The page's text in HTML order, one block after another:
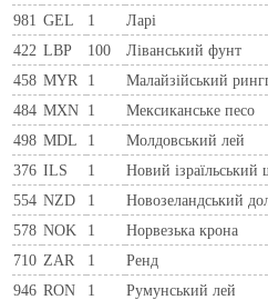
981 GEL 1 Ларi
422 LBP 100 Ліванський фунт
458 MYR 1 Малайзійський
484 MXN 1 Мексиканське песо
498 MDL 1 Молдовський лей
376 ILS 1 Новий ізраїльський
554 NZD 1 Новозеландський
578 NOK 1 Норвезька крона
710 ZAR 1 Ренд
946 RON 1 Румунський лей